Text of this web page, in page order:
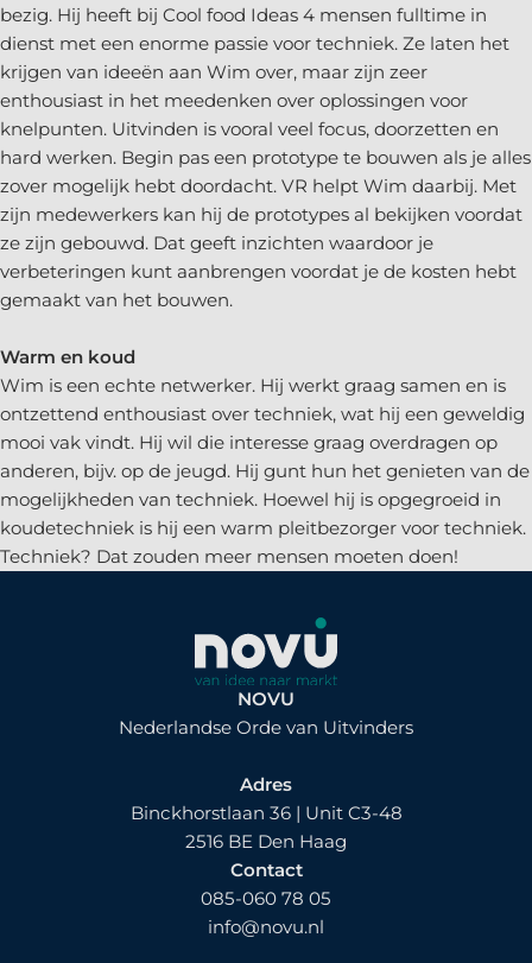
bezig. Hij heeft bij Cool food Ideas 4 mensen fulltime in
dienst met een enorme passie voor techniek. Ze laten het
krijgen van ideeën aan Wim over, maar zijn zeer
enthousiast in het meedenken over oplossingen voor
knelpunten. Uitvinden is vooral veel focus, doorzetten en
hard werken. Begin pas een prototype te bouwen als je alles
zover mogelijk hebt doordacht. VR helpt Wim daarbij. Met
zijn medewerkers kan hij de prototypes al bekijken voordat
ze zijn gebouwd. Dat geeft inzichten waardoor je
verbeteringen kunt aanbrengen voordat je de kosten hebt
gemaakt van het bouwen.
Warm en koud
Wim is een echte netwerker. Hij werkt graag samen en is
ontzettend enthousiast over techniek, wat hij een geweldig
mooi vak vindt. Hij wil die interesse graag overdragen op
anderen, bijv. op de jeugd. Hij gunt hun het genieten van de
mogelijkheden van techniek. Hoewel hij is opgegroeid in
koudetechniek is hij een warm pleitbezorger voor techniek.
Techniek? Dat zouden meer mensen moeten doen!
NOVU
Nederlandse Orde van Uitvinders
Adres
Binckhorstlaan 36 | Unit C3-48
2516 BE Den Haag
Contact
085-060 78 05
info@novu.nl